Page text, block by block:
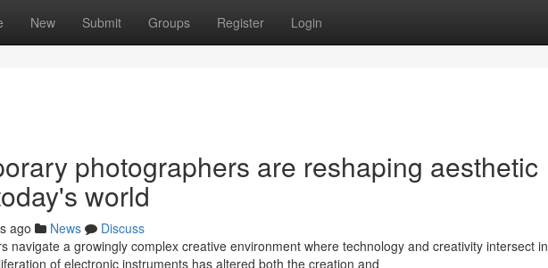
New Submit Groups Register Login
photographers are reshaping aesthetic
world
ago News
Discuss
navigate a growingly complex creative environment where technology and creativity intersect in
of electronic instruments has altered both the creation and